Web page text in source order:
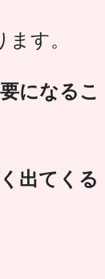
す。
になるこ
出てくる